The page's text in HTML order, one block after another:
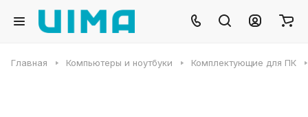
Главная Компьютеры и ноутбуки Комплектующие для ПК